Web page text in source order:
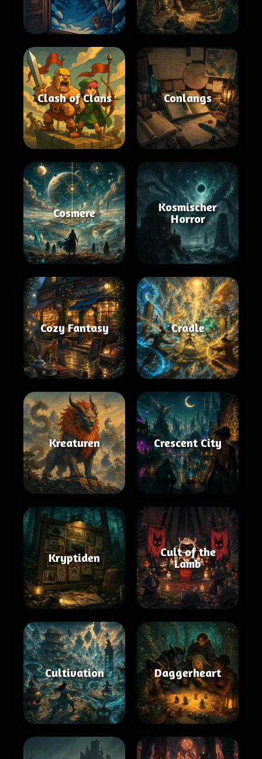
Clash of Clans Conlangs
Cosmere
Kosmischer
Horror
Cozy Fantasy Cradle
Kreaturen Crescent City
Kryptiden
Cult of the
Lamb
Cultivation Daggerheart